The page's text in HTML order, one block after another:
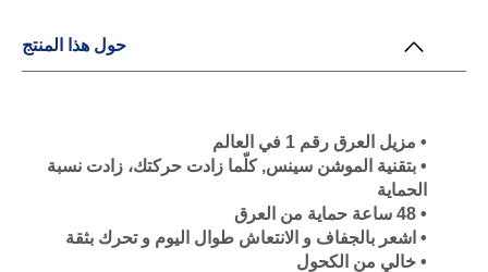
حول هذا المنتج
• مزيل العرق رقم 1 في العالم
• بتقنية الموشن سينس, كلّما زادت حركتك، زادت نسبة
الحماية
• 48 ساعة حماية من العرق
• اشعر بالجفاف و الانتعاش طوال اليوم و تحرك بثقة
• خالي من الكحول